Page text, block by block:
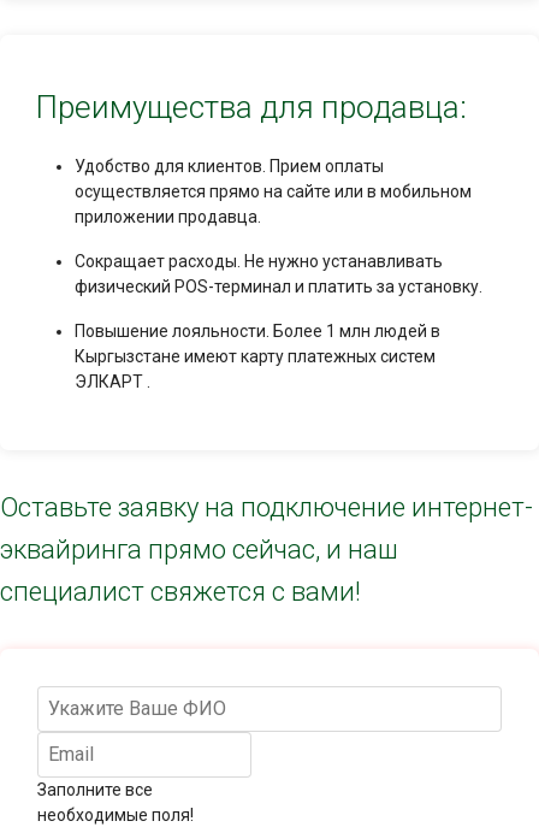
Преимущества для продавца:
Удобство для клиентов. Прием оплаты
осуществляется прямо на сайте или в мобильном
приложении продавца.
Сокращает расходы. Не нужно устанавливать
физический POS-терминал и платить за установку.
Повышение лояльности. Более 1 млн людей в
Кыргызстане имеют карту платежных систем
ЭЛКАРТ .
Оставьте заявку на подключение интернет-
эквайринга прямо сейчас, и наш
специалист свяжется с вами!
Заполните все
необходимые поля!